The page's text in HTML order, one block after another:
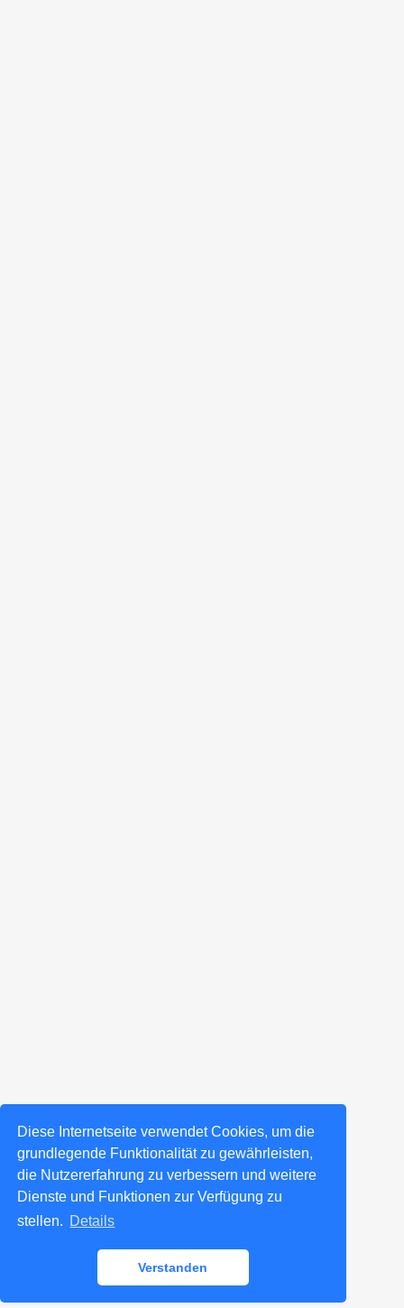
Diese Internetseite verwendet Cookies, um die
grundlegende Funktionalität zu gewährleisten,
die Nutzererfahrung zu verbessern und weitere
Dienste und Funktionen zur Verfügung zu
stellen. Details
Verstanden